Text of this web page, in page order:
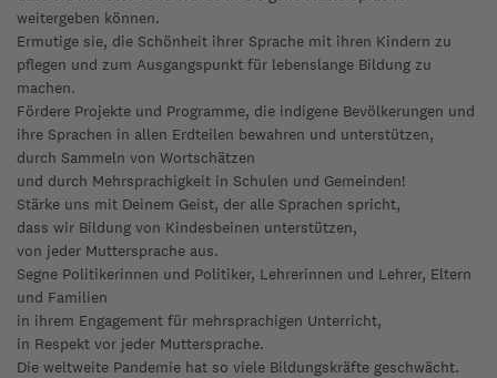
weitergeben können.
Ermutige sie, die Schönheit ihrer Sprache mit ihren Kindern zu
pflegen und zum Ausgangspunkt für lebenslange Bildung zu
machen.
Fördere Projekte und Programme, die indigene Bevölkerungen und
ihre Sprachen in allen Erdteilen bewahren und unterstützen,
durch Sammeln von Wortschätzen
und durch Mehrsprachigkeit in Schulen und Gemeinden!
Stärke uns mit Deinem Geist, der alle Sprachen spricht,
dass wir Bildung von Kindesbeinen unterstützen,
von jeder Muttersprache aus.
Segne Politikerinnen und Politiker, Lehrerinnen und Lehrer, Eltern
und Familien
in ihrem Engagement für mehrsprachigen Unterricht,
in Respekt vor jeder Muttersprache.
Die weltweite Pandemie hat so viele Bildungskräfte geschwächt.